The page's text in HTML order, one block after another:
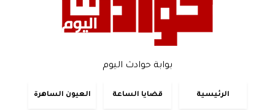
بوابة حوادث اليوم
الرئيسية قضايا الساعة العيون الساهرة